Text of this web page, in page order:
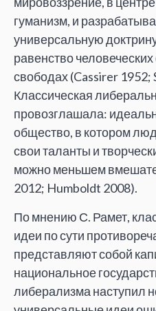
гуманизм, и
универсальную
равенство
свободах (Cassirer 1952;
Классическая
провозглашала:
общество, в котором
свои таланты и
можно меньшем
2012; Humboldt 2008).
По мнению С. Рамет,
идеи по сути
представляют собой
национальное
либерализма наступил